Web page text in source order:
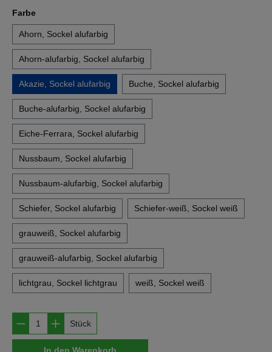
Farbeauswählen
Ahorn, Sockel alufarbig
Ahorn-alufarbig, Sockel alufarbig
Akazie, Sockel alufarbig Buche, Sockel alufarbig
Buche-alufarbig, Sockel alufarbig
Eiche-Ferrara, Sockel alufarbig
Nussbaum, Sockel alufarbig
Nussbaum-alufarbig, Sockel alufarbig
Schiefer, Sockel alufarbig Schiefer-weiß, Sockel weiß
grauweiß, Sockel alufarbig
grauweiß-alufarbig, Sockel alufarbig
lichtgrau, Sockel lichtgrau weiß, Sockel weiß
Produkt Anzahl: Gib den gewünschten
Stück